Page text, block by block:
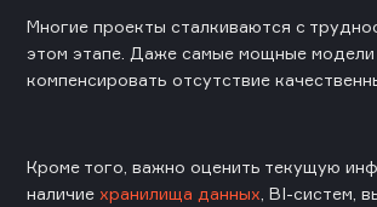
Многие проекты сталкиваются с
этом этапе. Даже самые мощные
компенсировать отсутствие
Кроме того, важно оценить текущую
наличие хранилища данных , BI-систем,